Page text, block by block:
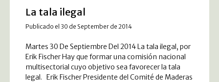
La tala ilegal
Publicado el 30 de September de 2014
Martes 30 De Septiembre Del 2014 La tala ilegal, por
Erik Fischer Hay que formar una comisión nacional
multisectorial cuyo objetivo sea favorecer la tala
legal. Erik Fischer Presidente del Comité de Maderas